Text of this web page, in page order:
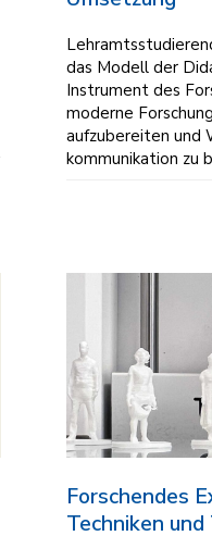
das Modell der
Instrument des
moderne
aufzubereiten und
kommunikation zu
Forschendes
Techniken